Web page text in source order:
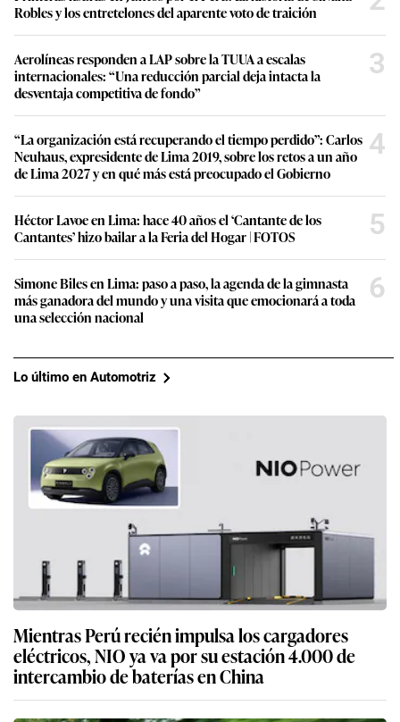
Robles y los entretelones del aparente voto de traición
Aerolíneas responden a LAP sobre la TUUA a escalas
internacionales: “Una reducción parcial deja intacta la
desventaja competitiva de fondo”
3
“La organización está recuperando el tiempo perdido”: Carlos
Neuhaus, expresidente de Lima 2019, sobre los retos a un año
de Lima 2027 y en qué más está preocupado el Gobierno
4
Héctor Lavoe en Lima: hace 40 años el ‘Cantante de los
Cantantes’ hizo bailar a la Feria del Hogar | FOTOS
5
Simone Biles en Lima: paso a paso, la agenda de la gimnasta
más ganadora del mundo y una visita que emocionará a toda
una selección nacional
6
Lo último en Automotriz
Mientras Perú recién impulsa los cargadores
eléctricos, NIO ya va por su estación 4.000 de
intercambio de baterías en China